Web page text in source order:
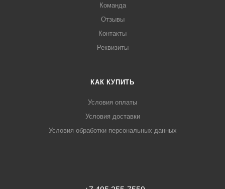
Команда
Отзывы
Контакты
Реквизиты
КАК КУПИТЬ
Условия оплаты
Условия доставки
Условия обработки персональных данных